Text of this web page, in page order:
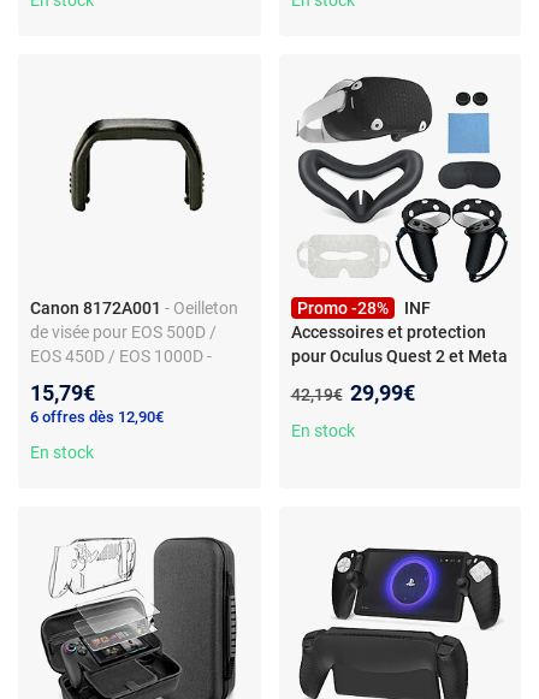
Canon 8172A001 - Oeilleton
de visée pour EOS 500D /
EOS 450D / EOS 1000D -
15,79€
6 offres dès 12,90€
En stock
Promo -28%
INF
Accessoires et protection
pour Oculus Quest 2 et Meta
Ancien prix :
42,19€ Nouveau prix :
29,99€
En stock